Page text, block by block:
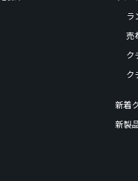
ラ
売
ク
ク
新着
新製